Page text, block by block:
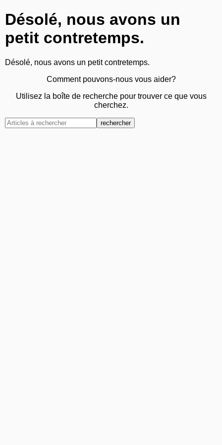
Désolé, nous avons un
petit contretemps.
Désolé, nous avons un petit contretemps.
Comment pouvons-nous vous aider?
Utilisez la boîte de recherche pour trouver ce que vous
cherchez.
rechercher